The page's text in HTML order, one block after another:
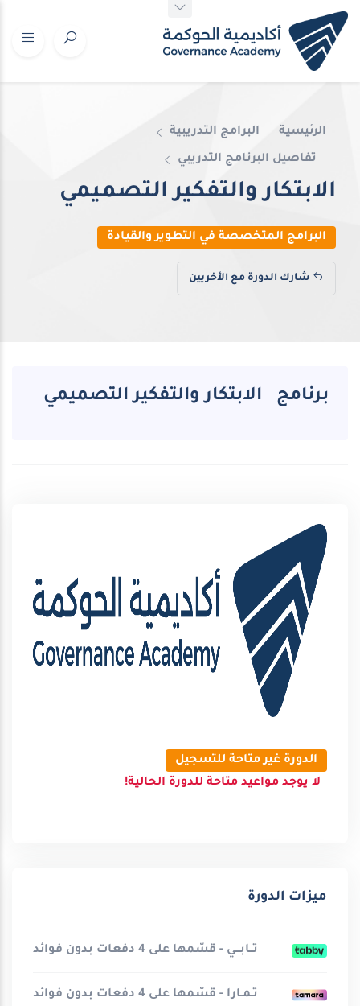
الرئيسية البرامج التدريبية
تفاصيل البرنامج التدريبي
الابتكار والتفكير التصميمي
البرامج المتخصصة في التطوير والقيادة
شارك الدورة مع الأخريين
برنامج الابتكار والتفكير التصميمي
الدورة غير متاحة للتسجيل
لا يوجد مواعيد متاحة للدورة الحالية!
ميزات الدورة
تــابـــي - قسّمها على 4 دفعات بدون فوائد
تـمـارا - قسّمها على 4 دفعات بدون فوائد